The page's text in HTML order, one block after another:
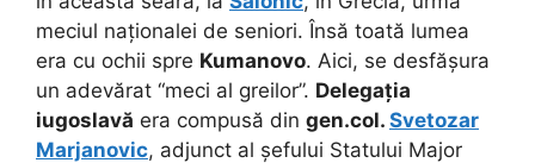
meciul naționalei de seniori. Însă toată lumea
era cu ochii spre Kumanovo. Aici, se desfășura
un adevărat “meci al greilor”. Delegația
iugoslavă era compusă din gen.col. Svetozar
Marjanovic, adjunct al șefului Statului Major